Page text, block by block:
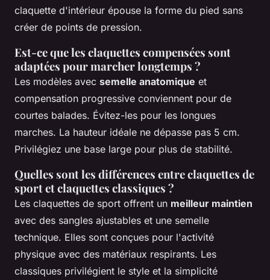
claquette d'intérieur épouse la forme du pied sans
créer de points de pression.
Est-ce que les claquettes compensées sont
adaptées pour marcher longtemps ?
Les modèles avec semelle anatomique et
compensation progressive conviennent pour de
courtes balades. Évitez-les pour les longues
marches. La hauteur idéale ne dépasse pas 5 cm.
Privilégiez une base large pour plus de stabilité.
Quelles sont les différences entre claquettes de
sport et claquettes classiques ?
Les claquettes de sport offrent un meilleur maintien
avec des sangles ajustables et une semelle
technique. Elles sont conçues pour l'activité
physique avec des matériaux respirants. Les
classiques privilégient le style et la simplicité